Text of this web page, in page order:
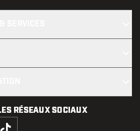
RÉSEAUX SOCIAUX